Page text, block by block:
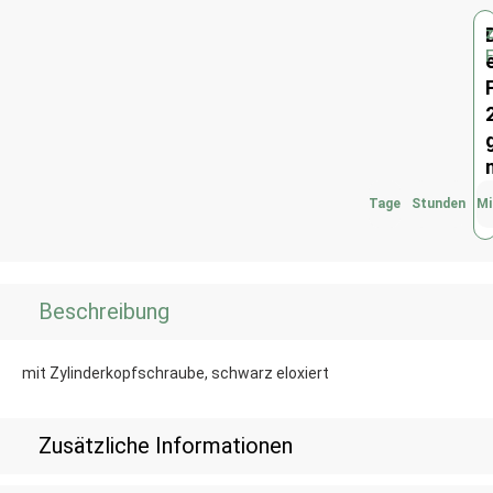
Tage Stunden
Beschreibung
Zusätzliche Informationen
mit Zylinderkopfschraube, schwarz eloxiert